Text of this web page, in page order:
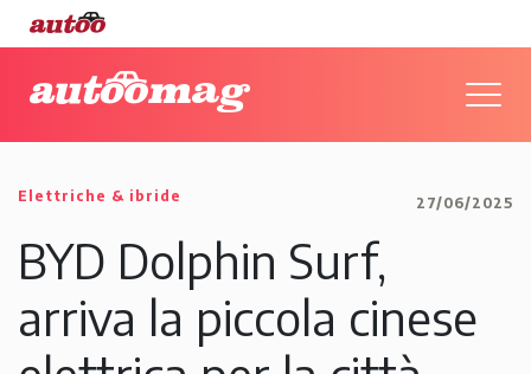
Elettriche & ibride 27/06/2025
BYD Dolphin Surf,
arriva la piccola cinese